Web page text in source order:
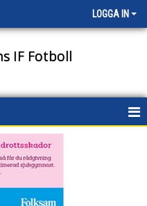
LOGGA IN
IF Fotboll